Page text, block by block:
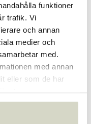
funktioner
trafik. Vi
och annan
medier och
med.
med annan
eller som de har